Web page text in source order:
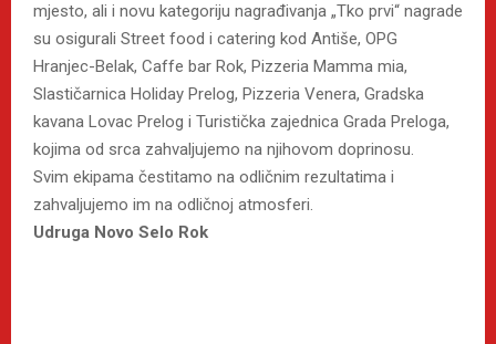
mjesto, ali i novu kategoriju nagrađivanja „Tko prvi“ nagrade
su osigurali Street food i catering kod Antiše, OPG
Hranjec-Belak, Caffe bar Rok, Pizzeria Mamma mia,
Slastičarnica Holiday Prelog, Pizzeria Venera, Gradska
kavana Lovac Prelog i Turistička zajednica Grada Preloga,
kojima od srca zahvaljujemo na njihovom doprinosu.
Svim ekipama čestitamo na odličnim rezultatima i
zahvaljujemo im na odličnoj atmosferi.
Udruga Novo Selo Rok